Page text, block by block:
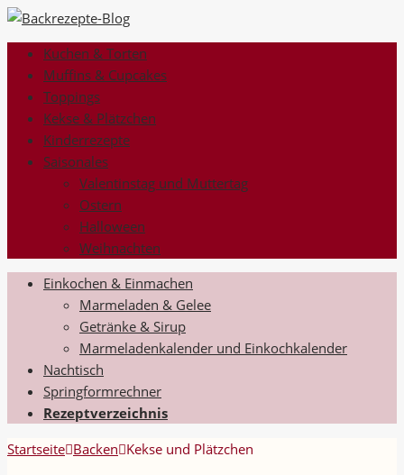
Kuchen & Torten
Muffins & Cupcakes
Toppings
Kekse & Plätzchen
Kinderrezepte
Saisonales
Valentinstag und Muttertag
Ostern
Halloween
Weihnachten
Einkochen & Einmachen
Marmeladen & Gelee
Getränke & Sirup
Marmeladenkalender und Einkochkalender
Nachtisch
Springformrechner
Rezeptverzeichnis
Startseite Backen Kekse und Plätzchen